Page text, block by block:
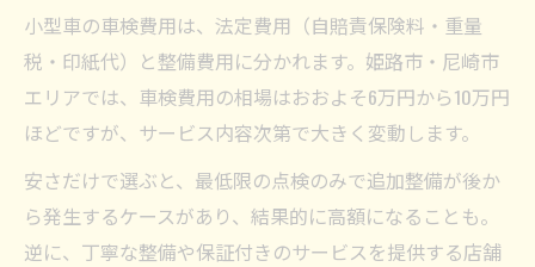
小型車の車検費用は、法定費用（自賠責保険料・重量
税・印紙代）と整備費用に分かれます。姫路市・尼崎市
エリアでは、車検費用の相場はおおよそ6万円から10万円
ほどですが、サービス内容次第で大きく変動します。
安さだけで選ぶと、最低限の点検のみで追加整備が後か
ら発生するケースがあり、結果的に高額になることも。
逆に、丁寧な整備や保証付きのサービスを提供する店舗